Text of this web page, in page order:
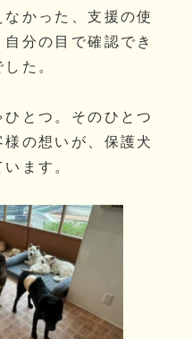
かった、支援の使
分の目で確認でき
た。
とつ。そのひとつ
の想いが、保護犬
ます。